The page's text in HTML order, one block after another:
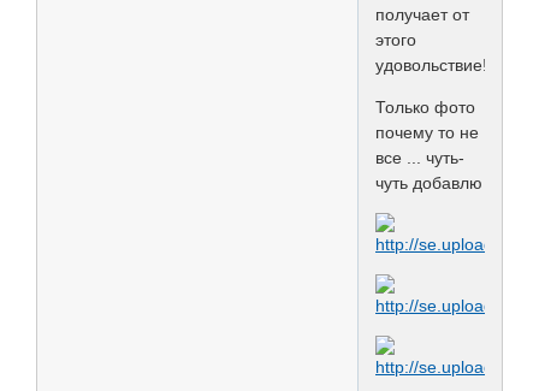
получает от
этого
удовольствие!
Только фото
почему то не
все ... чуть-
чуть добавлю